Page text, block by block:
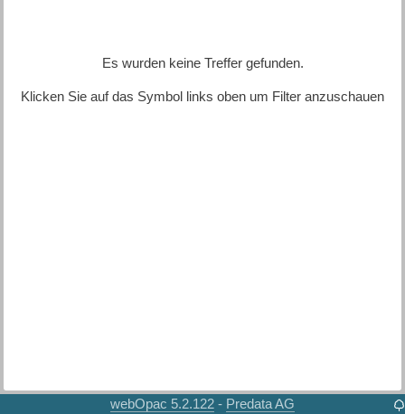
Es wurden keine Treffer gefunden.
Klicken Sie auf das Symbol links oben um Filter anzuschauen
webOpac 5.2.122 - Predata AG